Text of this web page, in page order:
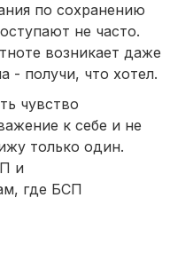
по сохранению
не часто.
возникает даже
- получи, что хотел.
чувство
к себе и не
только один.
и
где БСП